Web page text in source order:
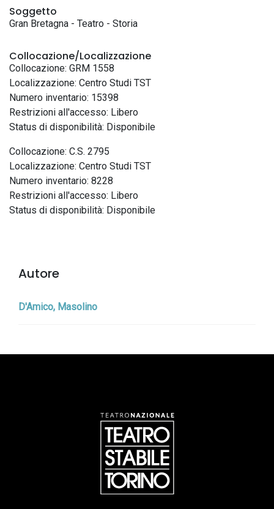
Soggetto
Gran Bretagna - Teatro - Storia
Collocazione/Localizzazione
Collocazione: GRM 1558
Localizzazione: Centro Studi TST
Numero inventario: 15398
Restrizioni all'accesso: Libero
Status di disponibilità: Disponibile
Collocazione: C.S. 2795
Localizzazione: Centro Studi TST
Numero inventario: 8228
Restrizioni all'accesso: Libero
Status di disponibilità: Disponibile
Autore
D'Amico, Masolino